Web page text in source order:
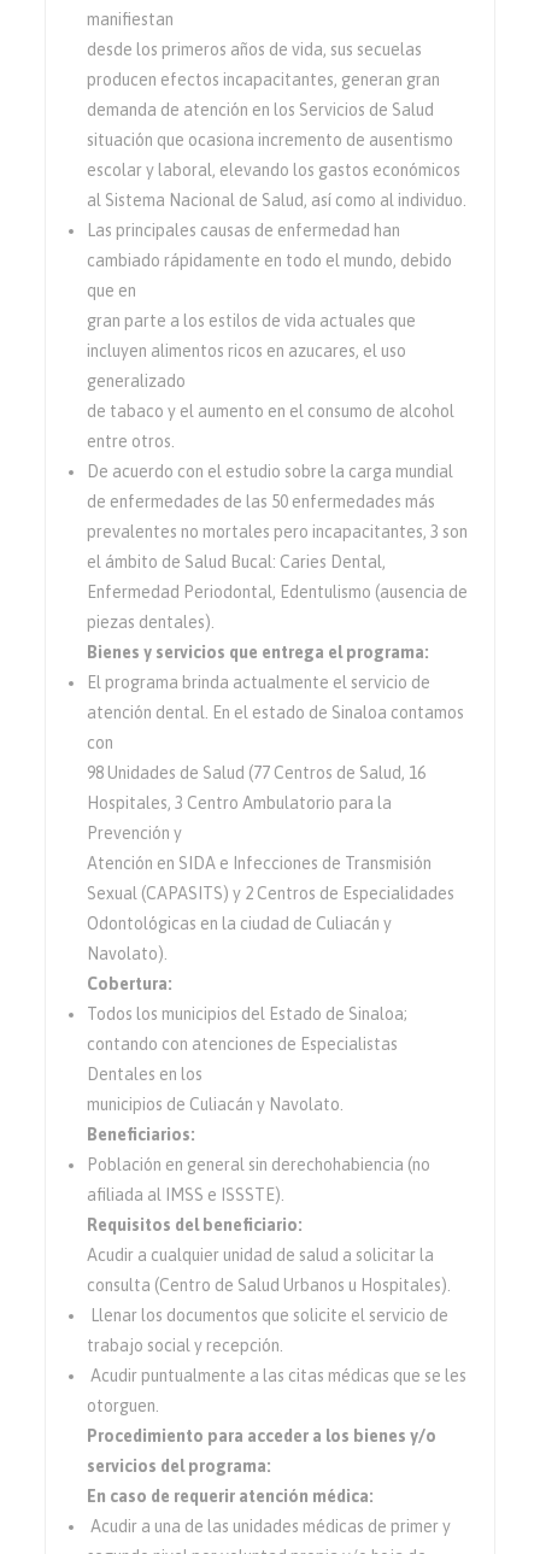
manifiestan
desde los primeros años de vida, sus secuelas
producen efectos incapacitantes, generan gran
demanda de atención en los Servicios de Salud
situación que ocasiona incremento de ausentismo
escolar y laboral, elevando los gastos económicos
al Sistema Nacional de Salud, así como al individuo.
Las principales causas de enfermedad han
cambiado rápidamente en todo el mundo, debido
que en
gran parte a los estilos de vida actuales que
incluyen alimentos ricos en azucares, el uso
generalizado
de tabaco y el aumento en el consumo de alcohol
entre otros.
De acuerdo con el estudio sobre la carga mundial
de enfermedades de las 50 enfermedades más
prevalentes no mortales pero incapacitantes, 3 son
el ámbito de Salud Bucal: Caries Dental,
Enfermedad Periodontal, Edentulismo (ausencia de
piezas dentales).
Bienes y servicios que entrega el programa:
El programa brinda actualmente el servicio de
atención dental. En el estado de Sinaloa contamos
con
98 Unidades de Salud (77 Centros de Salud, 16
Hospitales, 3 Centro Ambulatorio para la
Prevención y
Atención en SIDA e Infecciones de Transmisión
Sexual (CAPASITS) y 2 Centros de Especialidades
Odontológicas en la ciudad de Culiacán y
Navolato).
Cobertura:
Todos los municipios del Estado de Sinaloa;
contando con atenciones de Especialistas
Dentales en los
municipios de Culiacán y Navolato.
Beneficiarios:
Población en general sin derechohabiencia (no
afiliada al IMSS e ISSSTE).
Requisitos del beneficiario:
Acudir a cualquier unidad de salud a solicitar la
consulta (Centro de Salud Urbanos u Hospitales).
Llenar los documentos que solicite el servicio de
trabajo social y recepción.
Acudir puntualmente a las citas médicas que se les
otorguen.
Procedimiento para acceder a los bienes y/o
servicios del programa:
En caso de requerir atención médica:
Acudir a una de las unidades médicas de primer y